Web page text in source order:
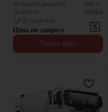
Мощность двигателя:
336 л.с.
Двигатель:
Weichai
В наличии
Цена по запросу
Узнать цену